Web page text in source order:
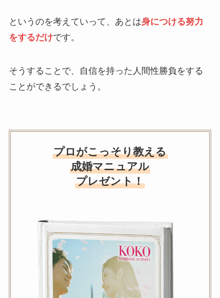
というのを考えていって、あとは身につける努力
をするだけです。
そうすることで、自信を持った人間性勝負をする
ことができるでしょう。
プロがこっそり教える
成婚マニュアル
プレゼント！